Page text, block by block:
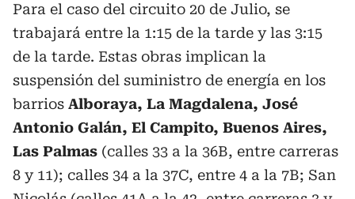
Para el caso del circuito 20 de Julio, se
trabajará entre la 1:15 de la tarde y las 3:15
de la tarde. Estas obras implican la
suspensión del suministro de energía en los
barrios Alboraya, La Magdalena, José
Antonio Galán, El Campito, Buenos Aires,
Las Palmas (calles 33 a la 36B, entre carreras
8 y 11); calles 34 a la 37C, entre 4 a la 7B; San